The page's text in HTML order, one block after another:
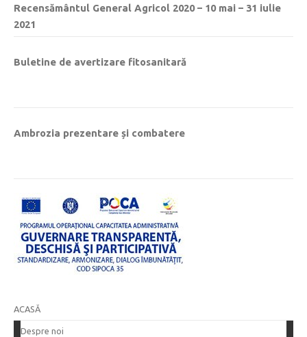
Recensământul General Agricol 2020 – 10 mai – 31 iulie
2021
Buletine de avertizare fitosanitară
Ambrozia prezentare și combatere
ACASĂ
Despre noi